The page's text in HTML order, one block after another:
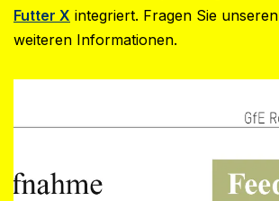
Futter X integriert. Fragen Sie unseren
weiteren Informationen.